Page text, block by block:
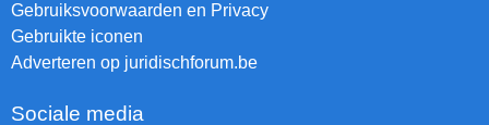
Gebruiksvoorwaarden en Privacy
Gebruikte iconen
Adverteren op juridischforum.be
Sociale media